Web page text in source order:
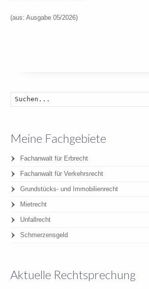
(aus: Ausgabe 05/2026)
Meine Fachgebiete
Fachanwalt für Erbrecht
Fachanwalt für Verkehrsrecht
Grundstücks- und Immobilienrecht
Mietrecht
Unfallrecht
Schmerzensgeld
Aktuelle Rechtsprechung